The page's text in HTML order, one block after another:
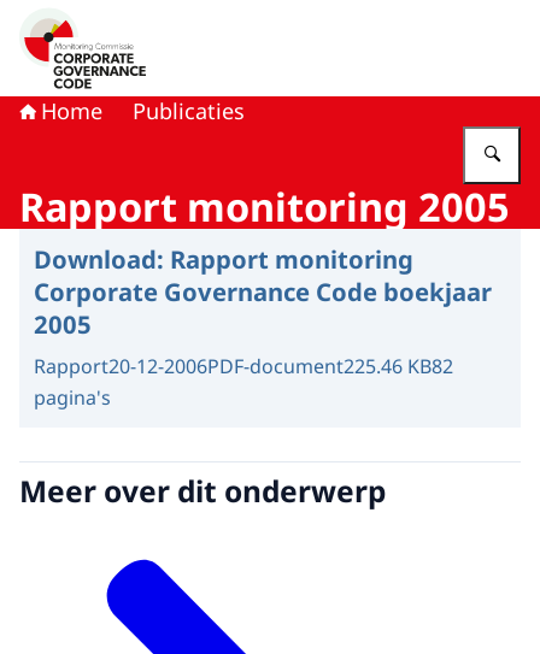
Naar de homepage van Monitoring Commissie
Home Publicaties
Rapport monitoring 2005
Download: Rapport monitoring
Corporate Governance Code boekjaar
2005
Rapport20-12-2006PDF-document225.46 KB82
pagina's
Meer over dit onderwerp